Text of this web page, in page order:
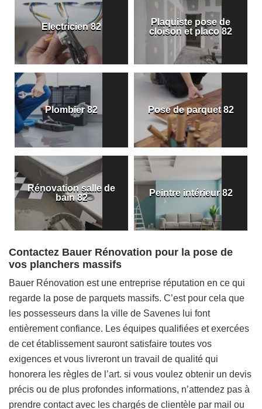
Electricien 82
Plaquiste pose de
cloison et placo 82
Plombier 82 Pose de parquet 82
Rénovation salle de
bain 82
Peintre intérieur 82
Contactez Bauer Rénovation pour la pose de
vos planchers massifs
Bauer Rénovation est une entreprise réputation en ce qui
regarde la pose de parquets massifs. C’est pour cela que
les possesseurs dans la ville de Savenes lui font
entièrement confiance. Les équipes qualifiées et exercées
de cet établissement sauront satisfaire toutes vos
exigences et vous livreront un travail de qualité qui
honorera les règles de l’art. si vous voulez obtenir un devis
précis ou de plus profondes informations, n’attendez pas à
prendre contact avec les chargés de clientèle par mail ou